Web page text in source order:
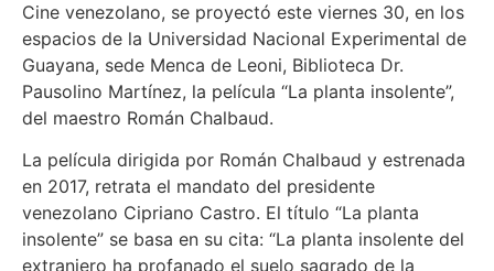
Cine venezolano, se proyectó este viernes 30, en los
espacios de la Universidad Nacional Experimental de
Guayana, sede Menca de Leoni, Biblioteca Dr.
Pausolino Martínez, la película “La planta insolente”,
del maestro Román Chalbaud.
La película dirigida por Román Chalbaud y estrenada
en 2017, retrata el mandato del presidente
venezolano Cipriano Castro. El título “La planta
insolente” se basa en su cita: “La planta insolente del
extranjero ha profanado el suelo sagrado de la